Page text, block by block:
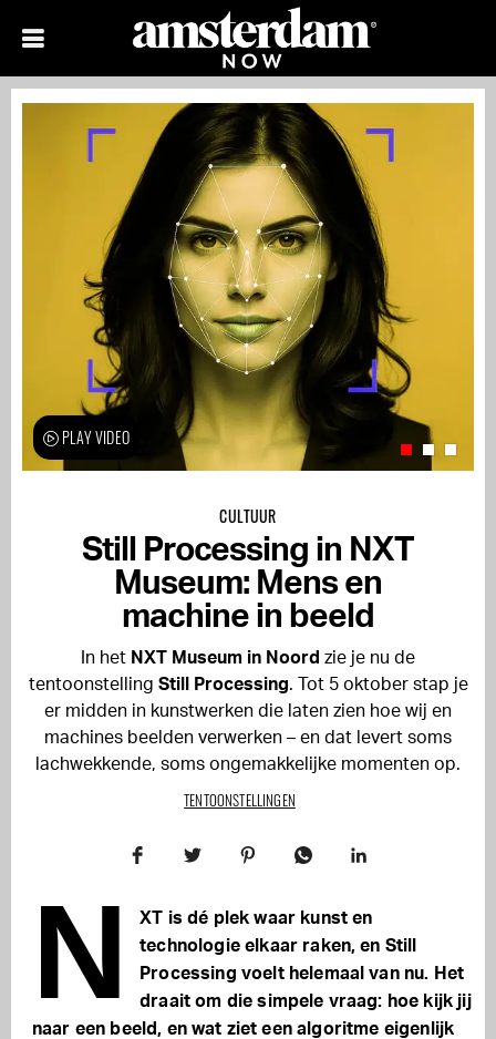
CULTUUR
Still Processing in NXT
Museum: Mens en
machine in beeld
In het NXT Museum in Noord zie je nu de
tentoonstelling Still Processing. Tot 5 oktober stap je
er midden in kunstwerken die laten zien hoe wij en
machines beelden verwerken – en dat levert soms
lachwekkende, soms ongemakkelijke momenten op.
TENTOONSTELLINGEN
PLAY VIDEO
N
XT is dé plek waar kunst en
technologie elkaar raken, en Still
Processing voelt helemaal van nu. Het
draait om die simpele vraag: hoe kijk jij
naar een beeld, en wat ziet een algoritme eigenlijk